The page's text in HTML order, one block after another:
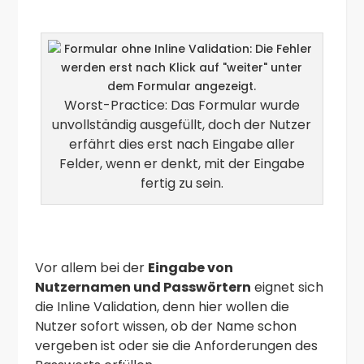
Worst-Practice: Das Formular wurde
unvollständig ausgefüllt, doch der Nutzer
erfährt dies erst nach Eingabe aller
Felder, wenn er denkt, mit der Eingabe
fertig zu sein.
Vor allem bei der Eingabe von
Nutzernamen und Passwörtern eignet sich
die Inline Validation, denn hier wollen die
Nutzer sofort wissen, ob der Name schon
vergeben ist oder sie die Anforderungen des